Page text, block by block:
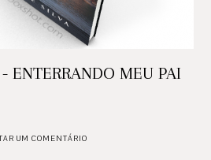
ENTERRANDO MEU PAI
UM COMENTÁRIO